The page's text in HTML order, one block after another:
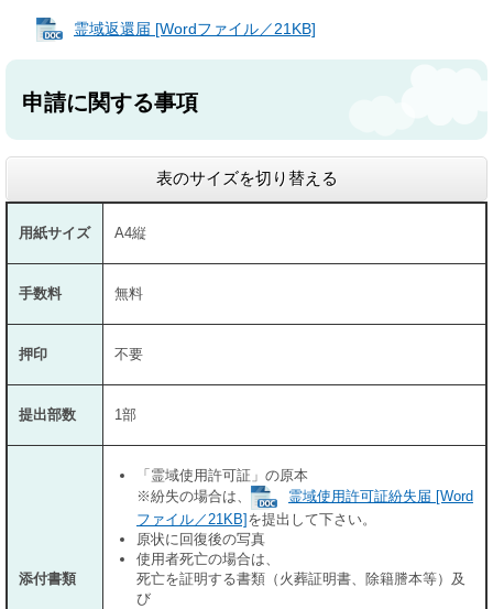
霊域返還届 [Wordファイル／21KB]
申請に関する事項
表のサイズを切り替える
用紙サイズ A4縦
手数料 無料
押印 不要
提出部数 1部
添付書類
「霊域使用許可証」の原本
※紛失の場合は、
霊域使用許可証紛失届 [Word
ファイル／21KB] を提出して下さい。
原状に回復後の写真
使用者死亡の場合は、
死亡を証明する書類（火葬証明書、除籍謄本等）及
び